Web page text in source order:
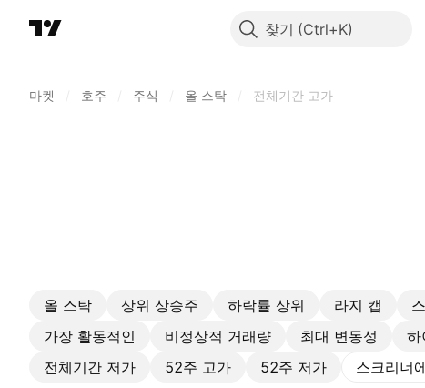
찾기
마켓 호주 주식 올 스탁 전체기간 고가
올 스탁 상위 상승주 하락률 상위 라지 캡
가장 활동적인
비정상적 거래량 최대 변동성 하
전체기간 저가
52주 고가 52주 저가 스크리너